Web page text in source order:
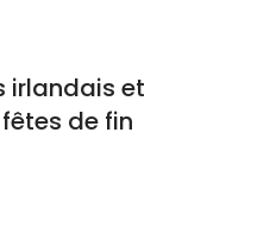
irlandais et
de fin